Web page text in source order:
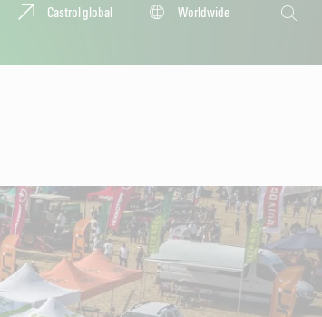
Castrol global
Worldwide
Пошук